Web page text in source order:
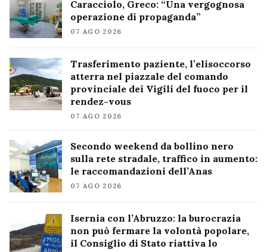
Caracciolo, Greco: “Una vergognosa
operazione di propaganda”
07 AGO 2026
Trasferimento paziente, l’elisoccorso
atterra nel piazzale del comando
provinciale dei Vigili del fuoco per il
rendez-vous
07 AGO 2026
Secondo weekend da bollino nero
sulla rete stradale, traffico in aumento:
le raccomandazioni dell’Anas
07 AGO 2026
Isernia con l’Abruzzo: la burocrazia
non può fermare la volontà popolare,
il Consiglio di Stato riattiva lo